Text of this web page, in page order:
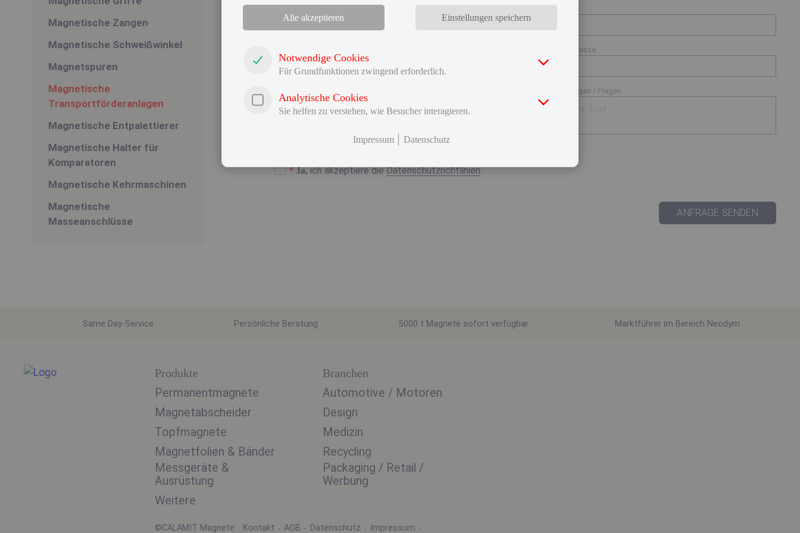
Magnetische Zangen
Magnetische Schweißwinkel
Magnetspuren
Magnetische
Transportförderanlagen
Magnetische Entpalettierer
Magnetische Halter für
Komparatoren
Magnetische Kehrmaschinen
Magnetische
Masseanschlüsse
Adresse
E-Mail-Adresse
Anmerkungen / Fragen
Ja, ich akzeptiere die Datenschutzrichtlinien*
* Ja,ich akzeptiere dieDatenschutzrichtlinien.
ANFRAGE SENDEN
Same Day-Service Persönliche Beratung 5000 t Magnete sofort verfügbar Marktführer im Bereich Neodym
Produkte
Permanentmagnete
Magnetabscheider
Topfmagnete
Magnetfolien & Bänder
Messgeräte &
Ausrüstung
Weitere
Branchen
Automotive / Motoren
Design
Medizin
Recycling
Packaging / Retail /
Werbung
©CALAMIT Magnete Kontakt AGB Datenschutz Impressum
Alle akzeptieren Einstellungen speichern
Notwendige Cookies
Für Grundfunktionen zwingend erforderlich.
Analytische Cookies
Sie helfen zu verstehen, wie Besucher interagieren.
Impressum Datenschutz